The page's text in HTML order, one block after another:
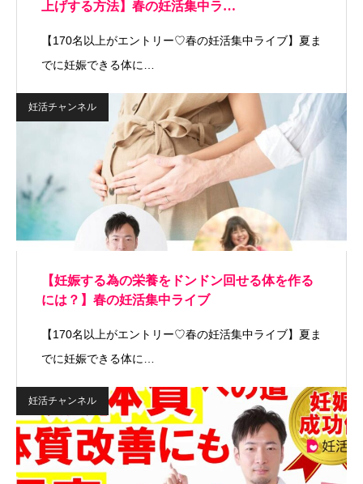
上げする方法】春の妊活集中ラ…
【170名以上がエントリー♡春の妊活集中ライブ】夏ま
でに妊娠できる体に…
妊活チャンネル
【妊娠する為の栄養をドンドン回せる体を作る
には？】春の妊活集中ライブ
【170名以上がエントリー♡春の妊活集中ライブ】夏ま
でに妊娠できる体に…
妊活チャンネル